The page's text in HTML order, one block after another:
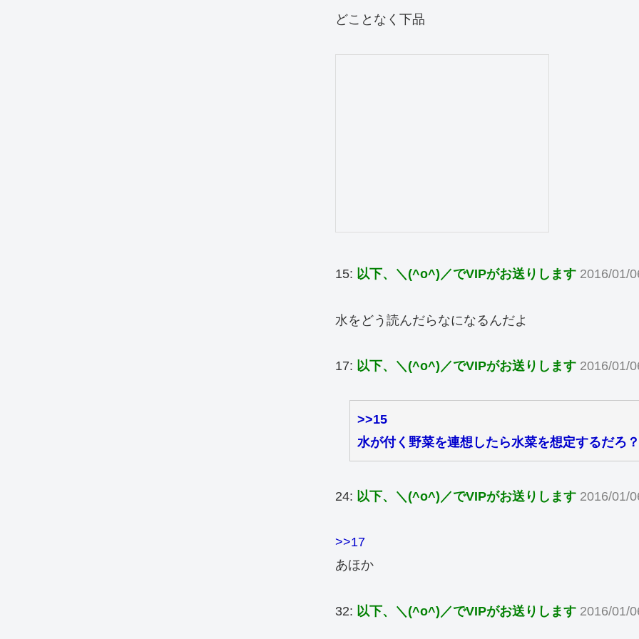
どことなく下品
15: 以下、＼(^o^)／でVIPがお送りします 2016/01/
水をどう読んだらなになるんだよ
17: 以下、＼(^o^)／でVIPがお送りします 2016/01/
>>15
水が付く野菜を連想したら水菜を想定するだろ？
24: 以下、＼(^o^)／でVIPがお送りします 2016/01/
>>17
あほか
32: 以下、＼(^o^)／でVIPがお送りします 2016/01/